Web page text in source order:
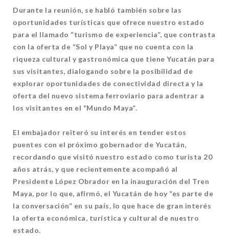
Durante la reunión, se habló también sobre las
oportunidades turísticas que ofrece nuestro estado
para el llamado “turismo de experiencia”, que contrasta
con la oferta de “Sol y Playa” que no cuenta con la
riqueza cultural y gastronómica que tiene Yucatán para
sus visitantes, dialogando sobre la posibilidad de
explorar oportunidades de conectividad directa y la
oferta del nuevo sistema ferroviario para adentrar a
los visitantes en el “Mundo Maya”.
El embajador reiteró su interés en tender estos
puentes con el próximo gobernador de Yucatán,
recordando que visitó nuestro estado como turista 20
años atrás, y que recientemente acompañó al
Presidente López Obrador en la inauguración del Tren
Maya, por lo que, afirmó, el Yucatán de hoy “es parte de
la conversación” en su país, lo que hace de gran interés
la oferta económica, turística y cultural de nuestro
estado.